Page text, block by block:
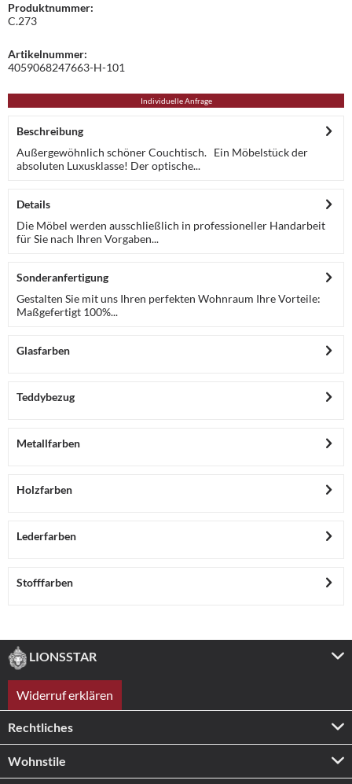
Produktnummer:
C.273
Artikelnummer:
4059068247663-H-101
Individuelle Anfrage
Beschreibung
Außergewöhnlich schöner Couchtisch. Ein Möbelstück der
absoluten Luxusklasse! Der optische...
Details
Die Möbel werden ausschließlich in professioneller Handarbeit
für Sie nach Ihren Vorgaben...
Sonderanfertigung
Gestalten Sie mit uns Ihren perfekten Wohnraum Ihre Vorteile:
Maßgefertigt 100%...
Glasfarben
Teddybezug
Metallfarben
Holzfarben
Lederfarben
Stofffarben
LIONSSTAR
Widerruf erklären
Rechtliches
Wohnstile